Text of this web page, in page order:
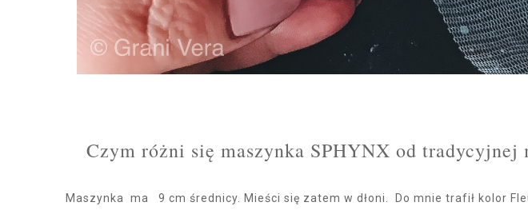
Czym różni się maszynka SPHYNX od tradycyjnej
Maszynka ma 9 cm średnicy. Mieści się zatem w dłoni. Do mnie trafił kolor